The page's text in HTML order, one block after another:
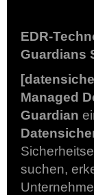
EDR-
Guardians
Managed
Guardian
suchen,